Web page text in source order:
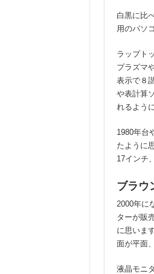
白黒に比
用のパソ
ラップト
プラズマ
表示で８
や表計算
れるよう
1980年台
たように
17インチ
ブラウ
2000年に
ターが販
に思いま
面が平面
液晶モニ